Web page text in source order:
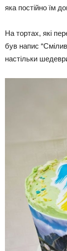
яка постійно їм
На тортах, які
був напис
настільки